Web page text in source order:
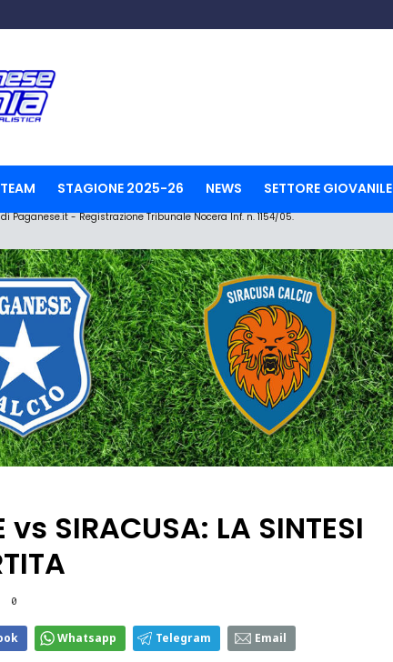
TEAM STAGIONE 2025-26 NEWS SETTORE GIOVANILE
Paganese.it - Registrazione Tribunale Nocera Inf. n. 1154/05.
vs SIRACUSA: LA SINTESI
0
Whatsapp Telegram Email